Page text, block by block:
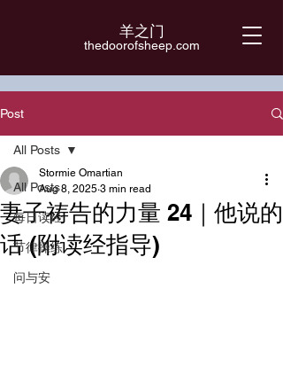
羊之门
​thedoorofsheep.com
Post
All Posts
每日读经
节律操练
问与安
All Posts
妻子祷告的力量 24｜他说的
话 (附读经指导)
Stormie Omartian
Aug 8, 2025 3 min read